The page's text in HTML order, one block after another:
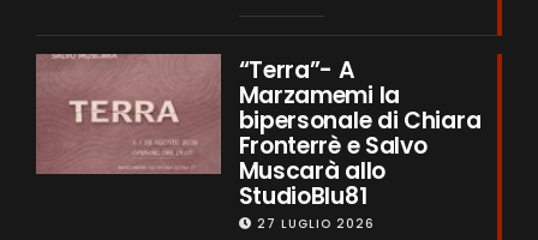
“Terra”- A
Marzamemi la
bipersonale di Chiara
Fronterrè e Salvo
Muscarà allo
StudioBlu81
27 LUGLIO 2026